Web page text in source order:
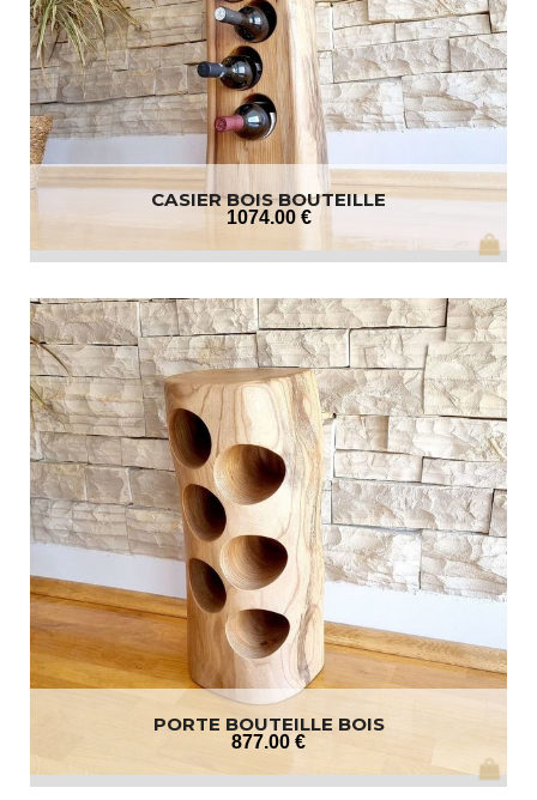
CASIER BOIS BOUTEILLE
1074.00 €
PORTE BOUTEILLE BOIS
877.00 €